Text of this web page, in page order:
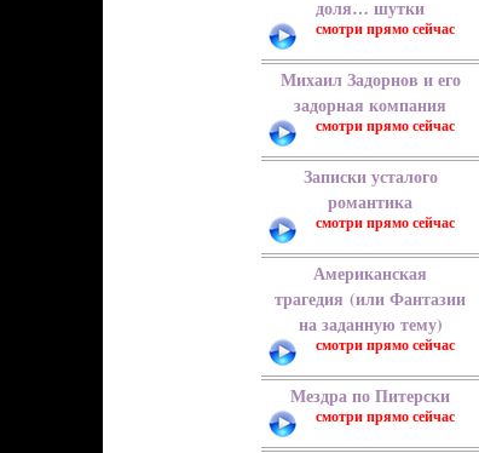
доля… шутки
Михаил Задорнов и его
задорная компания
Записки усталого
романтика
Американская
трагедия (или Фантазии
на заданную тему)
Мездра по Питерски